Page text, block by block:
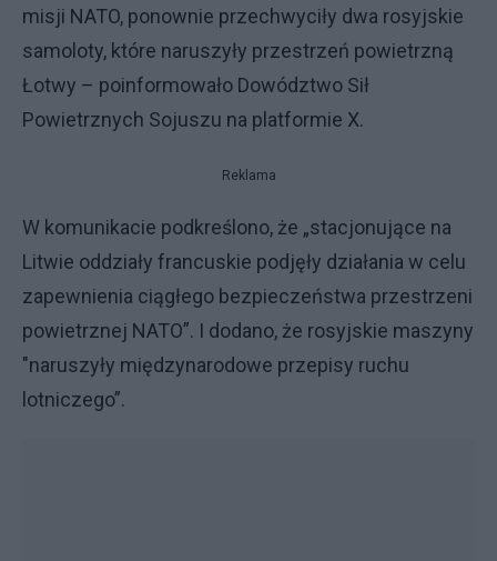
misji NATO, ponownie przechwyciły dwa rosyjskie
samoloty, które naruszyły przestrzeń powietrzną
Łotwy – poinformowało Dowództwo Sił
Powietrznych Sojuszu na platformie X.
Reklama
W komunikacie podkreślono, że „stacjonujące na
Litwie oddziały francuskie podjęły działania w celu
zapewnienia ciągłego bezpieczeństwa przestrzeni
powietrznej NATO”. I dodano, że rosyjskie maszyny
"naruszyły międzynarodowe przepisy ruchu
lotniczego”.